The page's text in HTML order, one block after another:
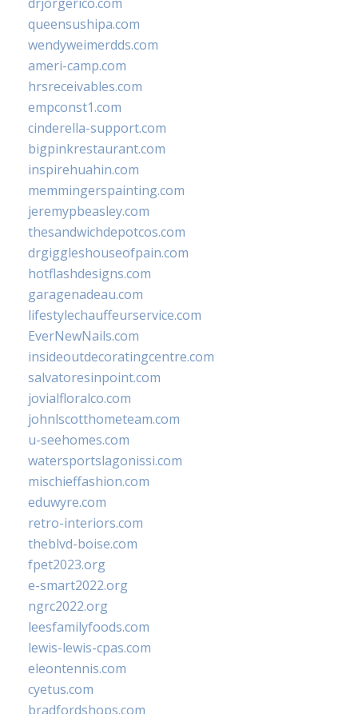
queensushipa.com
wendyweimerdds.com
ameri-camp.com
hrsreceivables.com
empconst1.com
cinderella-support.com
bigpinkrestaurant.com
inspirehuahin.com
memmingerspainting.com
jeremypbeasley.com
thesandwichdepotcos.com
drgiggleshouseofpain.com
hotflashdesigns.com
garagenadeau.com
lifestylechauffeurservice.com
EverNewNails.com
insideoutdecoratingcentre.com
salvatoresinpoint.com
jovialfloralco.com
johnlscotthometeam.com
u-seehomes.com
watersportslagonissi.com
mischieffashion.com
eduwyre.com
retro-interiors.com
theblvd-boise.com
fpet2023.org
e-smart2022.org
ngrc2022.org
leesfamilyfoods.com
lewis-lewis-cpas.com
eleontennis.com
cyetus.com
bradfordshops.com